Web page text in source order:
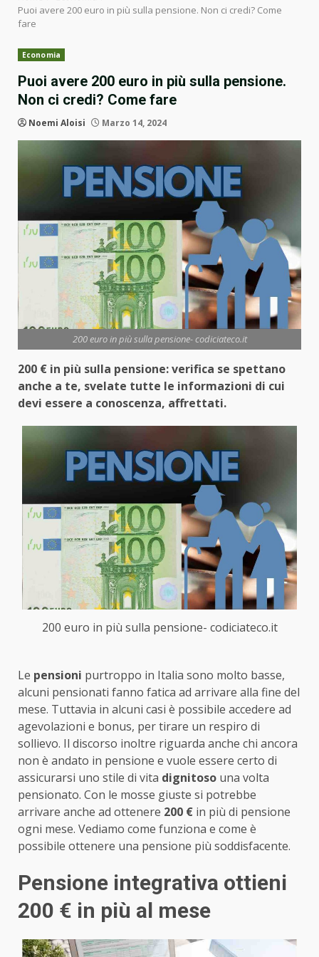
Puoi avere 200 euro in più sulla pensione. Non ci credi? Come
fare
Economia
Puoi avere 200 euro in più sulla pensione.
Non ci credi? Come fare
Noemi Aloisi Marzo 14, 2024
200 euro in più sulla pensione- codiciateco.it
200 € in più sulla pensione: verifica se spettano
anche a te, svelate tutte le informazioni di cui
devi essere a conoscenza, affrettati.
200 euro in più sulla pensione- codiciateco.it
Le pensioni purtroppo in Italia sono molto basse,
alcuni pensionati fanno fatica ad arrivare alla fine del
mese. Tuttavia in alcuni casi è possibile accedere ad
agevolazioni e bonus, per tirare un respiro di
sollievo. Il discorso inoltre riguarda anche chi ancora
non è andato in pensione e vuole essere certo di
assicurarsi uno stile di vita dignitoso una volta
pensionato. Con le mosse giuste si potrebbe
arrivare anche ad ottenere 200 € in più di pensione
ogni mese. Vediamo come funziona e come è
possibile ottenere una pensione più soddisfacente.
Pensione integrativa ottieni
200 € in più al mese